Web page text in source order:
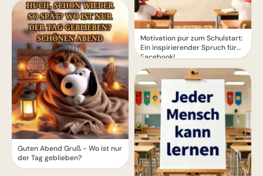
Guten Abend Gruß - Wo ist nur
der Tag geblieben?
Motivation pur zum Schulstart:
Ein inspirierender Spruch für
Facebook!